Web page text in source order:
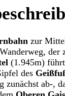
zur
der
(1.945m)
des
zunächst ab-,